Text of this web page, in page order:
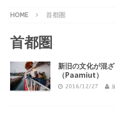
HOME 首都圏
首都圏
新旧の文化が混
（Paamiut）
2016/12/27